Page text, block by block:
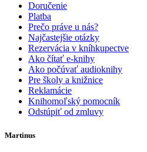
Doručenie
Platba
Prečo práve u nás?
Najčastejšie otázky
Rezervácia v kníhkupectve
Ako čítať e-knihy
Ako počúvať audioknihy
Pre školy a knižnice
Reklamácie
Knihomoľský pomocník
Odstúpiť od zmluvy
Martinus